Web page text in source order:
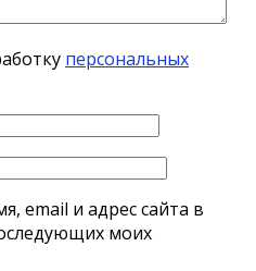
персональных
email и адрес сайта в
моих